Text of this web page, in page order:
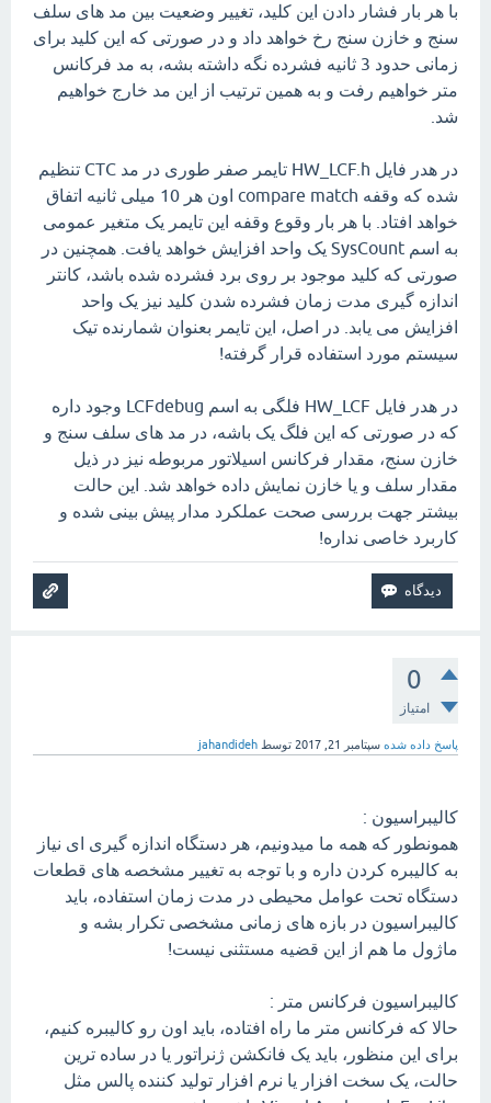
با هر بار فشار دادن این کلید، تغییر وضعیت بین مد های سلف
سنج و خازن سنج رخ خواهد داد و در صورتی که این کلید برای
زمانی حدود 3 ثانیه فشرده نگه داشته بشه، به مد فرکانس
متر خواهیم رفت و به همین ترتیب از این مد خارج خواهیم
شد.
در هدر فایل HW_LCF.h تایمر صفر طوری در مد CTC تنظیم
شده که وقفه compare match اون هر 10 میلی ثانیه اتفاق
خواهد افتاد. با هر بار وقوع وقفه این تایمر یک متغیر عمومی
به اسم SysCount یک واحد افزایش خواهد یافت. همچنین در
صورتی که کلید موجود بر روی برد فشرده شده باشد، کانتر
اندازه گیری مدت زمان فشرده شدن کلید نیز یک واحد
افزایش می یابد. در اصل، این تایمر بعنوان شمارنده تیک
سیستم مورد استفاده قرار گرفته!
در هدر فایل HW_LCF فلگی به اسم LCFdebug وجود داره
که در صورتی که این فلگ یک باشه، در مد های سلف سنج و
خازن سنج، مقدار فرکانس اسیلاتور مربوطه نیز در ذیل
مقدار سلف و یا خازن نمایش داده خواهد شد. این حالت
بیشتر جهت بررسی صحت عملکرد مدار پیش بینی شده و
کاربرد خاصی نداره!
0
امتیاز
پاسخ داده شده سپتامبر 21, 2017 توسط jahandideh
کالیبراسیون :
همونطور که همه ما میدونیم، هر دستگاه اندازه گیری ای نیاز
به کالیبره کردن داره و با توجه به تغییر مشخصه های قطعات
دستگاه تحت عوامل محیطی در مدت زمان استفاده، باید
کالیبراسیون در بازه های زمانی مشخصی تکرار بشه و
ماژول ما هم از این قضیه مستثنی نیست!
کالیبراسیون فرکانس متر :
حالا که فرکانس متر ما راه افتاده، باید اون رو کالیبره کنیم،
برای این منظور، باید یک فانکشن ژنراتور یا در ساده ترین
حالت، یک سخت افزار یا نرم افزار تولید کننده پالس مثل